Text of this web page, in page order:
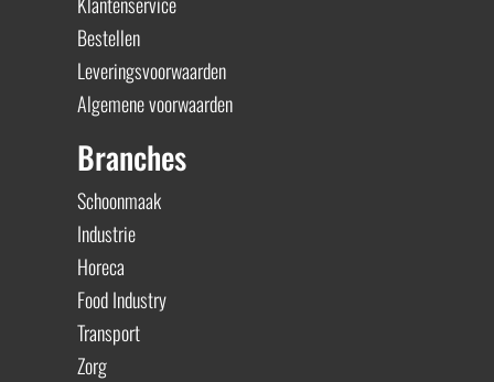
Bestellen
Leveringsvoorwaarden
Algemene voorwaarden
Branches
Schoonmaak
Industrie
Horeca
Food Industry
Transport
Zorg